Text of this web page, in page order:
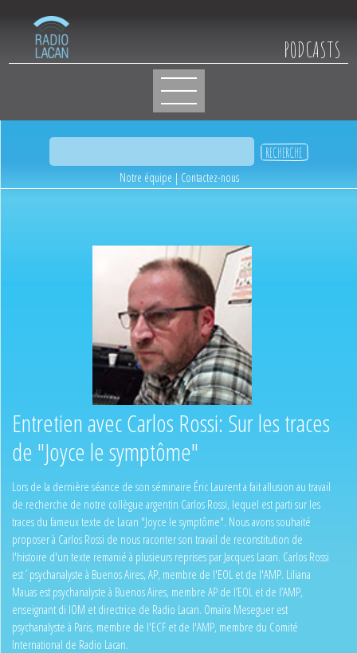
PODCASTS
Notre équipe | Contactez-nous
Entretien avec Carlos Rossi: Sur les traces
de "Joyce le symptôme"
Lors de la dernière séance de son séminaire Éric Laurent a fait allusion au travail
de recherche de notre collègue argentin Carlos Rossi, lequel est parti sur les
traces du fameux texte de Lacan "Joyce le symptôme". Nous avons souhaité
proposer à Carlos Rossi de nous raconter son travail de reconstitution de
l'histoire d'un texte remanié à plusieurs reprises par Jacques Lacan. Carlos Rossi
est´psychanalyste à Buenos Aires, AP, membre de l'EOL et de l'AMP. Liliana
Mauas est psychanalyste à Buenos Aires, membre AP de l’EOL et de l’AMP,
enseignant di IOM et directrice de Radio Lacan. Omaïra Meseguer est
psychanalyste à Paris, membre de l'ECF et de l'AMP, membre du Comité
International de Radio Lacan.